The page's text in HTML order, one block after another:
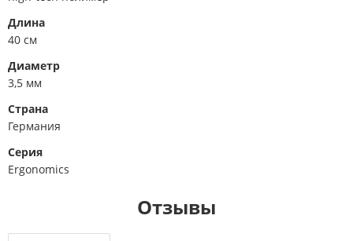
Длина
40 см
Диаметр
3,5 мм
Страна
Германия
Серия
Ergonomics
Отзывы